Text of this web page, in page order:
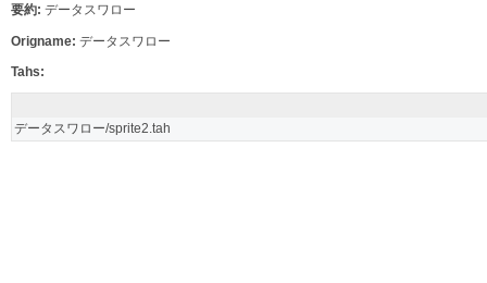
要約: データスワロー
Origname: データスワロー
Tahs:
データスワロー/sprite2.tah